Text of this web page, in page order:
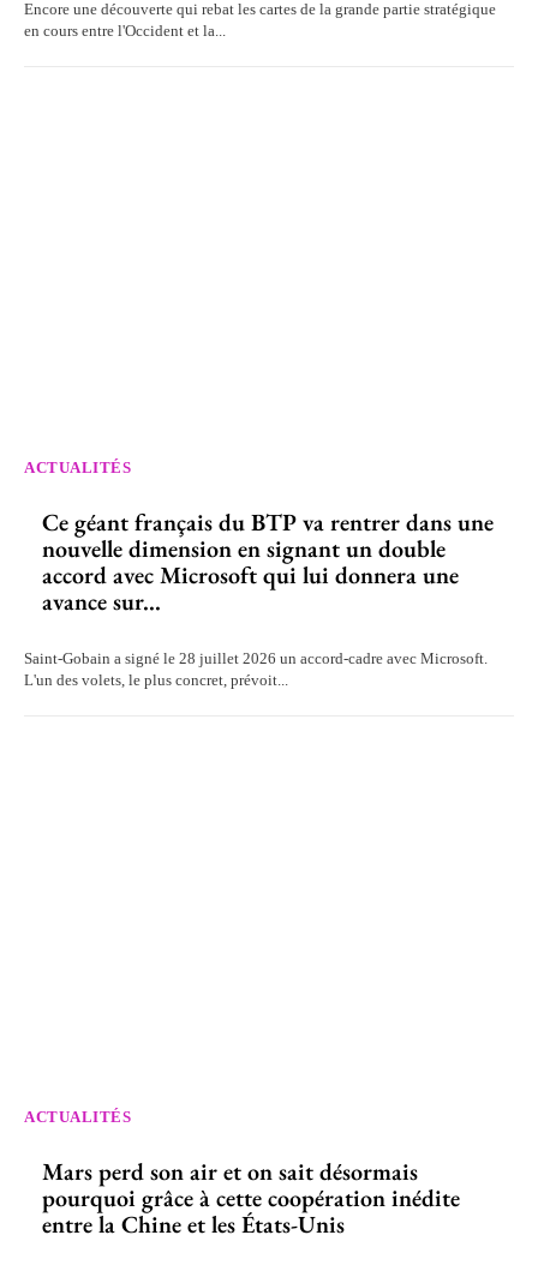
Encore une découverte qui rebat les cartes de la grande partie stratégique
en cours entre l'Occident et la...
ACTUALITÉS
Ce géant français du BTP va rentrer dans une
nouvelle dimension en signant un double
accord avec Microsoft qui lui donnera une
avance sur...
Saint-Gobain a signé le 28 juillet 2026 un accord-cadre avec Microsoft.
L'un des volets, le plus concret, prévoit...
ACTUALITÉS
Mars perd son air et on sait désormais
pourquoi grâce à cette coopération inédite
entre la Chine et les États-Unis